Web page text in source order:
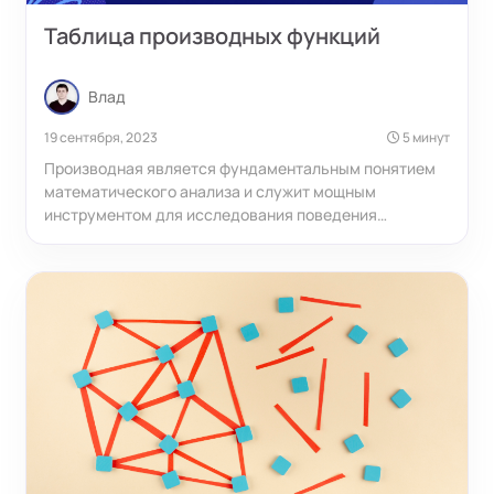
Таблица производных функций
Влад
19 сентября, 2023 5 минут
Производная является фундаментальным понятием
математического анализа и служит мощным
инструментом для исследования поведения
уметь пользоваться правилами дифференцирования
для более сложных случаев.